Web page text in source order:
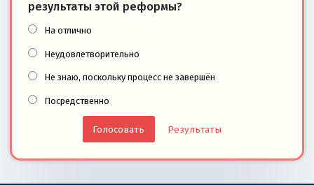
результаты этой реформы?
На отлично
Неудовлетворительно
Не знаю, поскольку процесс не завершён
Посредственно
Результаты